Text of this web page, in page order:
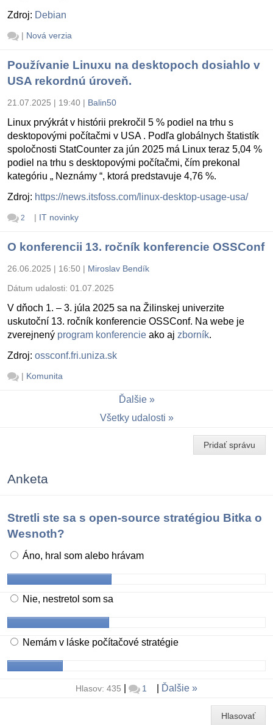
Zdroj: Debian
| Nová verzia
Používanie Linuxu na desktopoch dosiahlo v
USA rekordnú úroveň.
21.07.2025 | 19:40 | Balin50
Linux prvýkrát v histórii prekročil 5 % podiel na trhu s
desktopovými počítačmi v USA . Podľa globálnych štatistík
spoločnosti StatCounter za jún 2025 má Linux teraz 5,04 %
podiel na trhu s desktopovými počítačmi, čím prekonal
kategóriu „ Neznámy “, ktorá predstavuje 4,76 %.
Zdroj: https://news.itsfoss.com/linux-desktop-usage-usa/
2 | IT novinky
O konferencii 13. ročník konferencie OSSConf
26.06.2025 | 16:50 | Miroslav Bendík
Dátum udalosti: 01.07.2025
V dňoch 1. – 3. júla 2025 sa na Žilinskej univerzite
uskutoční 13. ročník konferencie OSSConf. Na webe je
zverejnený program konferencie ako aj zborník.
Zdroj: ossconf.fri.uniza.sk
| Komunita
Ďalšie
Všetky udalosti
Pridať správu
Anketa
Stretli ste sa s open-source stratégiou Bitka o
Wesnoth?
Áno, hral som alebo hrávam
Nie, nestretol som sa
Nemám v láske počítačové stratégie
Hlasov: 435 1 Ďalšie
Hlasovať